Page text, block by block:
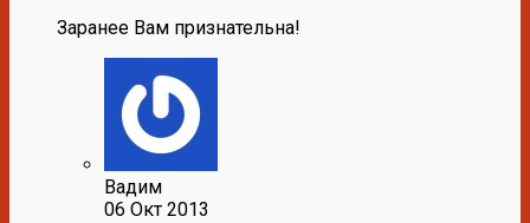
Заранее Вам признательна!
Вадим
06 Окт 2013